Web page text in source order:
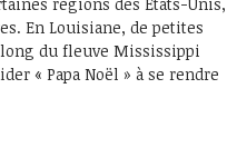
En Louisiane, de petites
du fleuve Mississippi
« Papa Noël » à se rendre